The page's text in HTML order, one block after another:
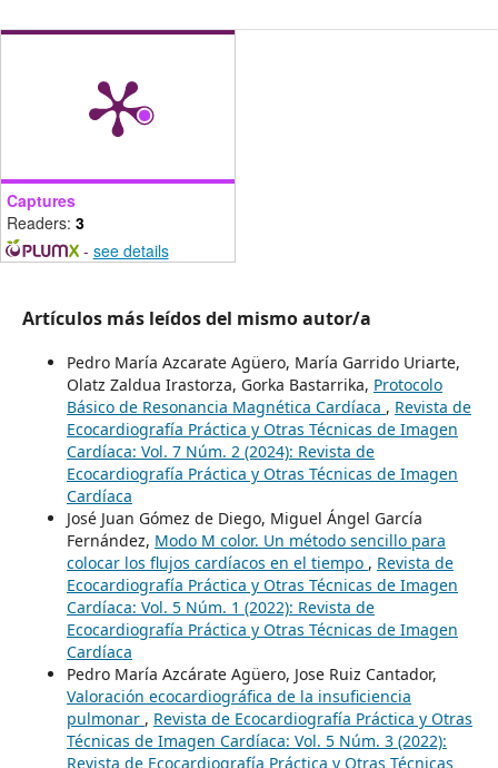
Captures
Readers: 3
- see details
Artículos más leídos del mismo autor/a
Pedro María Azcarate Agüero, María Garrido Uriarte,
Olatz Zaldua Irastorza, Gorka Bastarrika, Protocolo
Básico de Resonancia Magnética Cardíaca , Revista de
Ecocardiografía Práctica y Otras Técnicas de Imagen
Cardíaca: Vol. 7 Núm. 2 (2024): Revista de
Ecocardiografía Práctica y Otras Técnicas de Imagen
Cardíaca
José Juan Gómez de Diego, Miguel Ángel García
Fernández, Modo M color. Un método sencillo para
colocar los flujos cardíacos en el tiempo , Revista de
Ecocardiografía Práctica y Otras Técnicas de Imagen
Cardíaca: Vol. 5 Núm. 1 (2022): Revista de
Ecocardiografía Práctica y Otras Técnicas de Imagen
Cardíaca
Pedro María Azcárate Agüero, Jose Ruiz Cantador,
Valoración ecocardiográfica de la insuficiencia
pulmonar , Revista de Ecocardiografía Práctica y Otras
Técnicas de Imagen Cardíaca: Vol. 5 Núm. 3 (2022):
Revista de Ecocardiografía Práctica y Otras Técnicas